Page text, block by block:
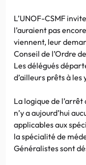
L’UNOF-CSMF
l’auraient pas
viennent, leur
Conseil de l’Ordre
Les délégués
d’ailleurs prêts à les
La logique de l’arrêt
n’y a aujourd’hui
applicables aux
la spécialité de
Généralistes sont